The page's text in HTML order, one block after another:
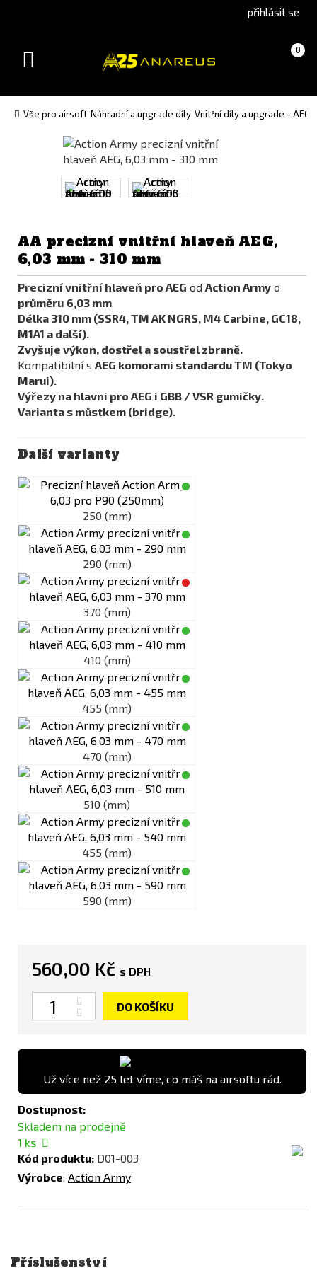
version(Slovak)
přihlásit se
Košík 0
(prázdný)
Toggle
Vše pro airsoft Náhradní a upgrade díly Vnitřní díly a upgrade - AEG
AA precizní vnitřní hlaveň AEG,
6,03 mm - 310 mm
Precizní vnitřní hlaveň pro AEG od Action Army o
průměru 6,03 mm.
Délka 310 mm (SSR4, TM AK NGRS, M4 Carbine, GC18,
M1A1 a další).
Zvyšuje výkon, dostřel a soustřel zbraně.
Kompatibilní s AEG komorami standardu TM (Tokyo
Marui).
Výřezy na hlavni pro AEG i GBB / VSR gumičky.
Varianta s můstkem (bridge).
Další varianty
250 (mm)
290 (mm)
370 (mm)
410 (mm)
455 (mm)
470 (mm)
510 (mm)
455 (mm)
590 (mm)
560,00 Kč s DPH
Počet
DO KOŠÍKU
Už více než 25 let víme, co máš na airsoftu rád.
Dostupnost:
Skladem na prodejně
1 ks
Kód produktu: D01-003
Výrobce: Action Army
Příslušenství